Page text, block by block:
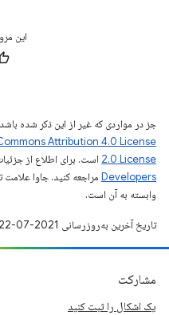
این
جز در مواردی که غیر از این ذکر شده
Attribution 4.0 License
2.0 License است. برای اطلاع از
Developers‏
وابسته به آن است.
تاریخ آخرین به‌روزرسانی 2021-07-22 به‌وقت ساعت هماهنگ جهانی.
مشارکت
یک اشکال را ثبت کنید